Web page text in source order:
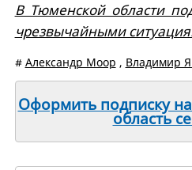
В Тюменской области
чрезвычайными
# Александр Моор , Владимир
Оформить подписку
область